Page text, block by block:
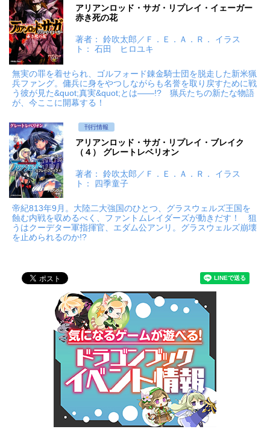
アリアンロッド・サガ・リプレイ・イェーガー
赤き死の花
著者： 鈴吹太郎／Ｆ．Ｅ．Ａ．Ｒ． イラス
ト： 石田 ヒロユキ
無実の罪を着せられ、ゴルフォード錬金騎士団を脱走した新米猟
兵ファング。傭兵に身をやつしながらも名誉を取り戻すために戦
う彼が見た&quot;真実&quot;とは――!? 猟兵たちの新たな物語
が、今ここに開幕する！
刊行情報
アリアンロッド・サガ・リプレイ・ブレイク
（４） グレートレベリオン
著者： 鈴吹太郎／Ｆ．Ｅ．Ａ．Ｒ． イラス
ト： 四季童子
帝紀813年9月。大陸二大強国のひとつ、グラスウェルズ王国を
蝕む内戦を収めるべく、ファントムレイダーズが動きだす！ 狙
うはクーデター軍指揮官、エダム公アンリ。グラスウェルズ崩壊
を止められるのか!?